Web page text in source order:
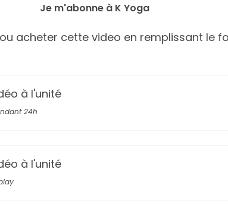
Je m'abonne à K Yoga
acheter cette video en remplissant le
à l'unité
24h
à l'unité